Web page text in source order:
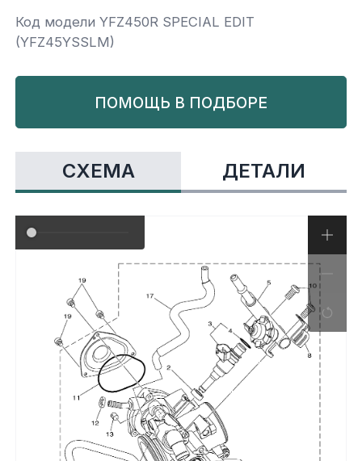
Yamaha
Салонные фильтры
Корпус,пластик
Ремни безопасности
Сиденья
Склизы, гусеницы, коньки
Снегоотвалы
Сумки, кофры
Топливная система
Тормозная система
Kawasaki
Код модели YFZ450R SPECIAL EDIT
(YFZ45YSSLM)
ПОМОЩЬ В ПОДБОРЕ
СХЕМА ДЕТАЛИ